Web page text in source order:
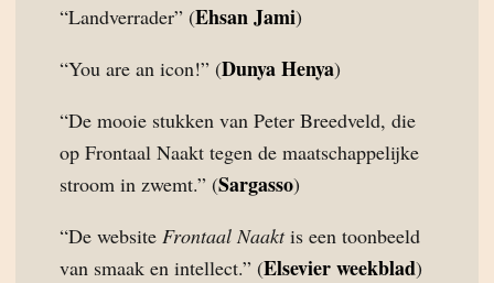
“Landverrader” (Ehsan Jami)
“You are an icon!” (Dunya Henya)
“De mooie stukken van Peter Breedveld, die
op Frontaal Naakt tegen de maatschappelijke
stroom in zwemt.” (Sargasso)
“De website Frontaal Naaktis een toonbeeld
van smaak en intellect.” (Elsevier weekblad)